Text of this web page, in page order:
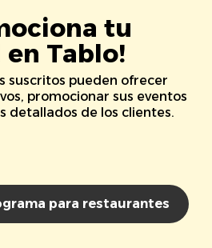
tu
en Tablo!
suscritos pueden ofrecer
promocionar sus eventos
detallados de los clientes.
para restaurantes